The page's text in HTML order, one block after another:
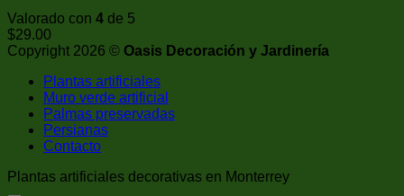
Valorado con 4 de 5
$29.00
Copyright 2026 © Oasis Decoración y Jardinería
Plantas artificiales
Muro verde artificial
Palmas preservadas
Persianas
Contacto
Plantas artificiales decorativas en Monterrey